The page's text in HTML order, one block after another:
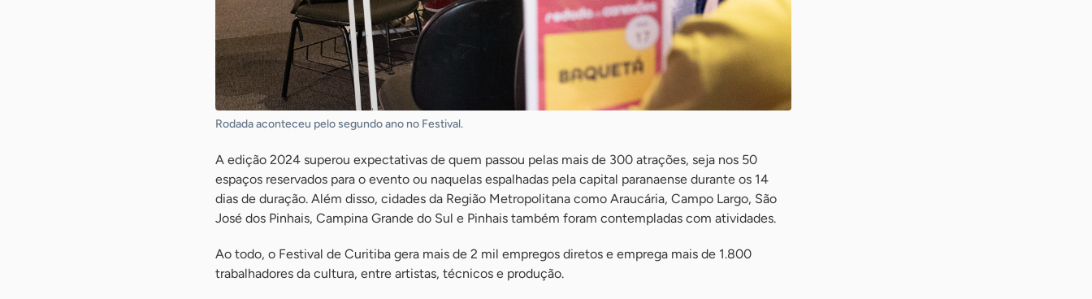
Rodada aconteceu pelo segundo ano no Festival.
A edição 2024 superou expectativas de quem passou pelas mais de 300 atrações, seja nos 50
espaços reservados para o evento ou naquelas espalhadas pela capital paranaense durante os 14
dias de duração. Além disso, cidades da Região Metropolitana como Araucária, Campo Largo, São
José dos Pinhais, Campina Grande do Sul e Pinhais também foram contempladas com atividades.
Ao todo, o Festival de Curitiba gera mais de 2 mil empregos diretos e emprega mais de 1.800
trabalhadores da cultura, entre artistas, técnicos e produção.